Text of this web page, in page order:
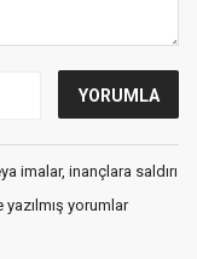
imalar, inançlara saldırı
yorumlar